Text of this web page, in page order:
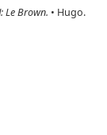
Le Brown. • Hugo.